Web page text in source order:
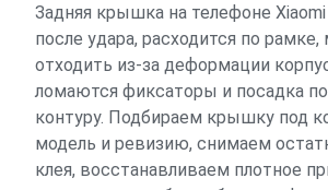
Задняя крышка на телефоне Xiaomi
после удара, расходится по
отходить из-за деформации
ломаются фиксаторы и посадка
контуру. Подбираем крышку под
модель и ревизию, снимаем
клея, восстанавливаем плотное